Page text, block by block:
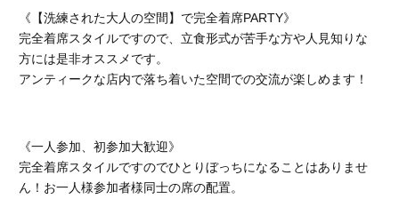
《【洗練された大人の空間】で完全着席PARTY》
完全着席スタイルですので、立食形式が苦手な方や人見知りな
方には是非オススメです。
アンティークな店内で落ち着いた空間での交流が楽しめます！
《一人参加、初参加大歓迎》
完全着席スタイルですのでひとりぼっちになることはありませ
ん！お一人様参加者様同士の席の配置。